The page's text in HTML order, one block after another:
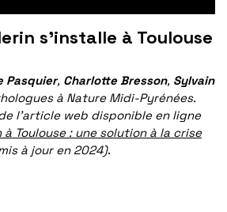
s’installe à Toulouse
Pasquier, Charlotte Bresson, Sylvain
à Nature Midi-Pyrénées.
l’article web disponible en ligne
à Toulouse : une solution à la crise
à jour en 2024).